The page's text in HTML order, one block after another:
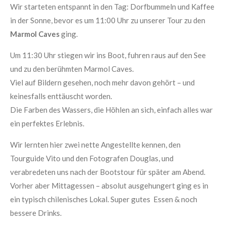
Wir starteten entspannt in den Tag: Dorfbummeln und Kaffee
in der Sonne, bevor es um 11:00 Uhr zu unserer Tour zu den
Marmol Cavesging.
Um 11:30 Uhr stiegen wir ins Boot, fuhren raus auf den See
und zu den berühmten Marmol Caves.
Viel auf Bildern gesehen, noch mehr davon gehört – und
keinesfalls enttäuscht worden.
Die Farben des Wassers, die Höhlen an sich, einfach alles war
ein perfektes Erlebnis.
Wir lernten hier zwei nette Angestellte kennen, den
Tourguide Vito und den Fotografen Douglas, und
verabredeten uns nach der Bootstour für später am Abend.
Vorher aber Mittagessen – absolut ausgehungert ging es in
ein typisch chilenisches Lokal. Super gutes Essen & noch
bessere Drinks.